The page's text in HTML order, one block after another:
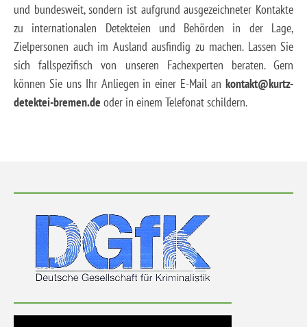
und bundesweit, sondern ist aufgrund ausgezeichneter Kontakte
zu internationalen Detekteien und Behörden in der Lage,
Zielpersonen auch im Ausland ausfindig zu machen. Lassen Sie
sich fallspezifisch von unseren Fachexperten beraten. Gern
können Sie uns Ihr Anliegen in einer E-Mail an kontakt@kurtz-
detektei-bremen.de oder in einem Telefonat schildern.